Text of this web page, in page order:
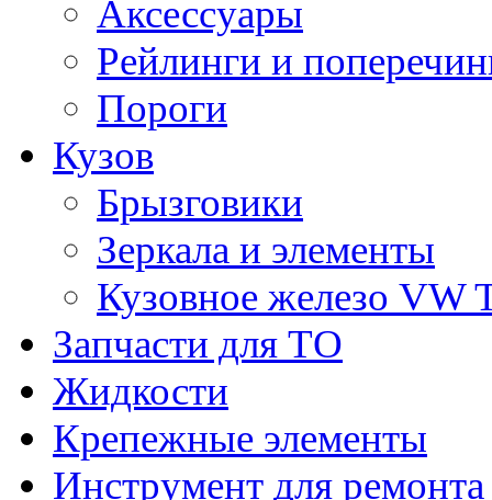
Аксессуары
Рейлинги и
Пороги
Кузов
Брызговики
Зеркала и элементы
Кузовное железо VW
Запчасти для ТО
Жидкости
Крепежные элементы
Инструмент для